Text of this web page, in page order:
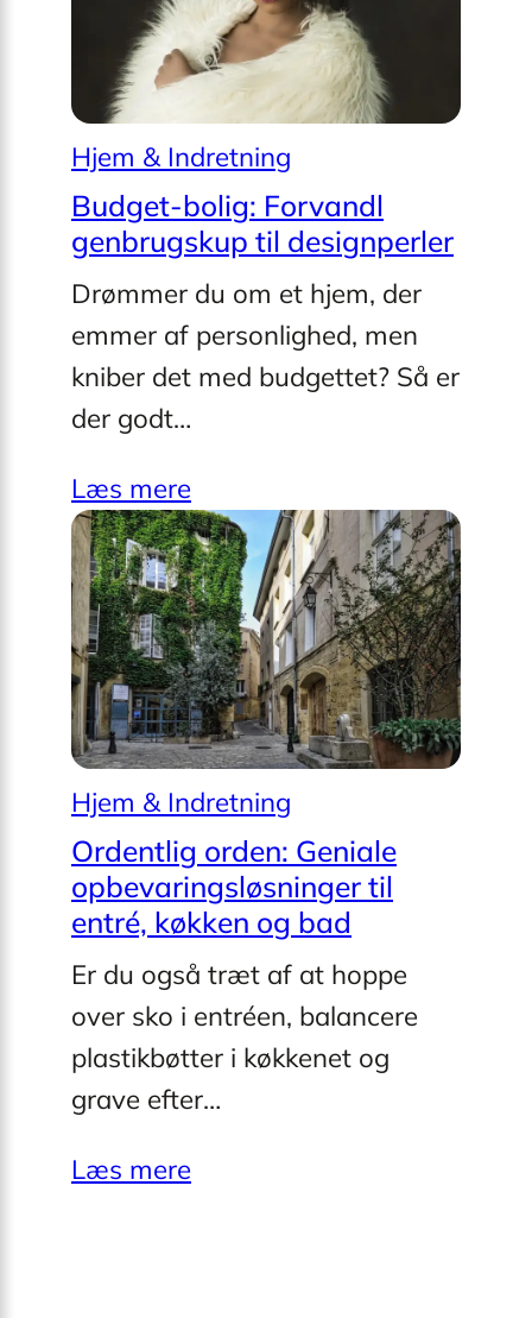
Hjem & Indretning
Budget-bolig: Forvandl
genbrugskup til designperler
Drømmer du om et hjem, der
emmer af personlighed, men
kniber det med budgettet? Så er
der godt…
Læs mere
Hjem & Indretning
Ordentlig orden: Geniale
opbevaringsløsninger til
entré, køkken og bad
Er du også træt af at hoppe
over sko i entréen, balancere
plastikbøtter i køkkenet og
grave efter…
Læs mere